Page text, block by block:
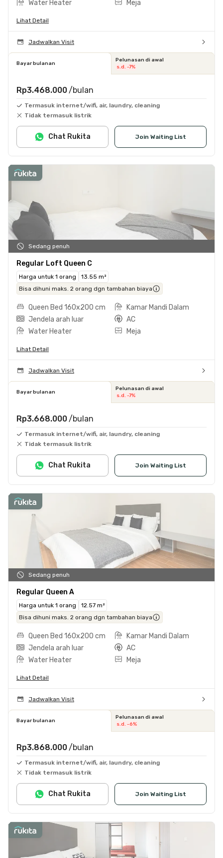
Water Heater Meja
Lihat Detail
Jadwalkan Visit
Bayar bulanan
Pelunasan di awal
s.d. -7%
Rp3.468.000 /bulan
Termasuk internet/wifi, air, laundry, cleaning
Tidak termasuk listrik
Join Waiting List
Chat Rukita
Sedang penuh
Regular Loft Queen C
Harga untuk 1 orang
13.55 m²
Bisa dihuni maks. 2 orang dgn tambahan biaya
Queen Bed 160x200 cm
Kamar Mandi Dalam
Jendela arah luar
AC
Water Heater
Meja
Lihat Detail
Jadwalkan Visit
Bayar bulanan
Pelunasan di awal
s.d. -7%
Rp3.668.000 /bulan
Termasuk internet/wifi, air, laundry, cleaning
Tidak termasuk listrik
Join Waiting List
Chat Rukita
Sedang penuh
Regular Queen A
Harga untuk 1 orang
12.57 m²
Bisa dihuni maks. 2 orang dgn tambahan biaya
Queen Bed 160x200 cm
Kamar Mandi Dalam
Jendela arah luar
AC
Water Heater
Meja
Lihat Detail
Jadwalkan Visit
Bayar bulanan
Pelunasan di awal
s.d. -6%
Rp3.868.000 /bulan
Termasuk internet/wifi, air, laundry, cleaning
Tidak termasuk listrik
Join Waiting List
Chat Rukita